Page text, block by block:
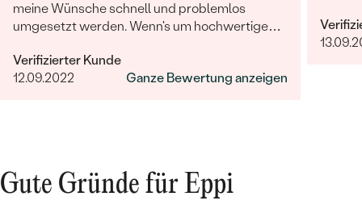
meine Wünsche schnell und problemlos
umgesetzt werden. Wenn's um hochwertigen,
ist Eppi meine Empfehlung!
Verifizierter Kunde
12.09.2022
Ganze Bewertung anzeigen
Gute Gründe für Eppi